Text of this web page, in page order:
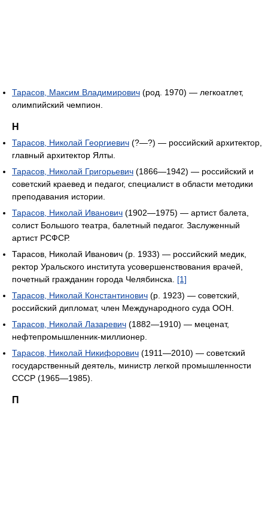
Тарасов, Максим Владимирович (род. 1970) — легкоатлет,
олимпийский чемпион.
Н
Тарасов, Николай Георгиевич (?—?) — российский архитектор,
главный архитектор Ялты.
Тарасов, Николай Григорьевич (1866—1942) — российский и
советский краевед и педагог, специалист в области методики
преподавания истории.
Тарасов, Николай Иванович (1902—1975) — артист балета,
солист Большого театра, балетный педагог. Заслуженный
артист РСФСР.
Тарасов, Николай Иванович (р. 1933) — российский медик,
ректор Уральского института усовершенствования врачей,
почетный гражданин города Челябинска. [1]
Тарасов, Николай Константинович (р. 1923) — советский,
российский дипломат, член Международного суда ООН.
Тарасов, Николай Лазаревич (1882—1910) — меценат,
нефтепромышленник-миллионер.
Тарасов, Николай Никифорович (1911—2010) — советский
государственный деятель, министр легкой промышленности
СССР (1965—1985).
П